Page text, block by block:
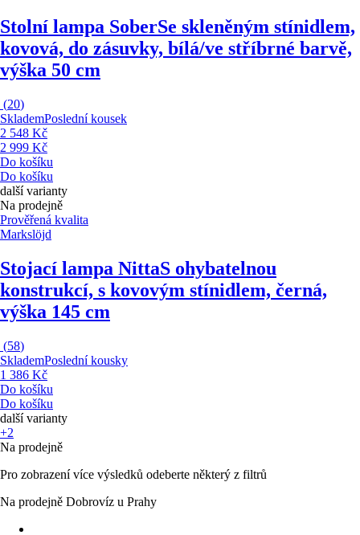
Stolní lampa SoberSe skleněným stínidlem,
kovová, do zásuvky, bílá/ve stříbrné barvě,
výška 50 cm
(20)
SklademPoslední kousek
2 548 Kč
2 999 Kč
Do košíku
Do košíku
další varianty
Na prodejně
Prověřená kvalita
Markslöjd
Stojací lampa NittaS ohybatelnou
konstrukcí, s kovovým stínidlem, černá,
výška 145 cm
(58)
SklademPoslední kousky
1 386 Kč
Do košíku
Do košíku
další varianty
+2
Na prodejně
Pro zobrazení více výsledků odeberte některý z filtrů
Na prodejně Dobrovíz u Prahy